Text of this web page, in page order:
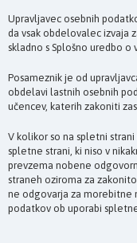
Upravljavec osebnih
da vsak obdelovalec izvaja
skladno s Splošno uredbo o
Posameznik je od
obdelavi lastnih osebnih
učencev, katerih zakoniti
V kolikor so na spletni
spletne strani, ki niso v
prevzema nobene
straneh oziroma za
ne odgovarja za morebitne
podatkov ob uporabi